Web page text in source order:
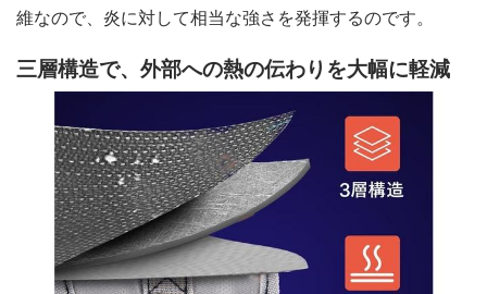
維なので、炎に対して相当な強さを発揮するのです。
三層構造で、外部への熱の伝わりを大幅に軽減